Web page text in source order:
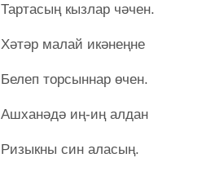
Тартасың кызлар чәчен.
Хәтәр малай икәнеңне
Белеп торсыннар өчен.
Ашханәдә иң-иң алдан
Ризыкны син аласың.